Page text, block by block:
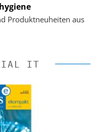
Produktneuheiten aus
IT